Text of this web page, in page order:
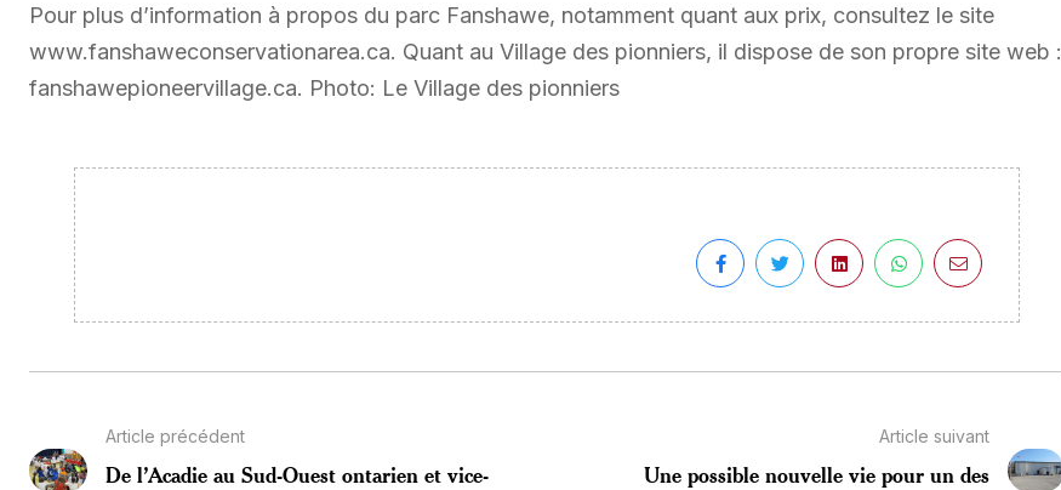
Pour plus d’information à propos du parc Fanshawe, notamment quant aux prix, consultez le site
www.fanshaweconservationarea.ca. Quant au Village des pionniers, il dispose de son propre site web :
fanshawepioneervillage.ca. Photo: Le Village des pionniers
Article précédent
De l’Acadie au Sud-Ouest ontarien et vice-
Article suivant
Une possible nouvelle vie pour un des